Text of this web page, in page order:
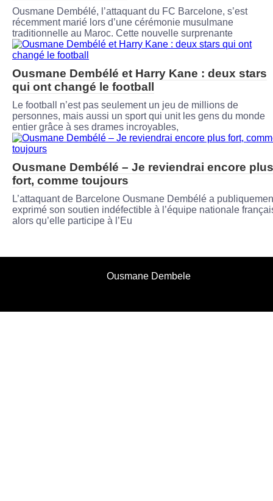
Ousmane Dembélé, l’attaquant du FC Barcelone, s’est
récemment marié lors d’une cérémonie musulmane
traditionnelle au Maroc. Cette nouvelle surprenante
Ousmane Dembélé et Harry Kane : deux stars
qui ont changé le football
Le football n’est pas seulement un jeu de millions de
personnes, mais aussi un sport qui unit les gens du monde
entier grâce à ses drames incroyables,
Ousmane Dembélé – Je reviendrai encore plus
fort, comme toujours
L’attaquant de Barcelone Ousmane Dembélé a
exprimé son soutien indéfectible à l’équipe nationale
alors qu’elle participe à l’Eu
Ousmane Dembele